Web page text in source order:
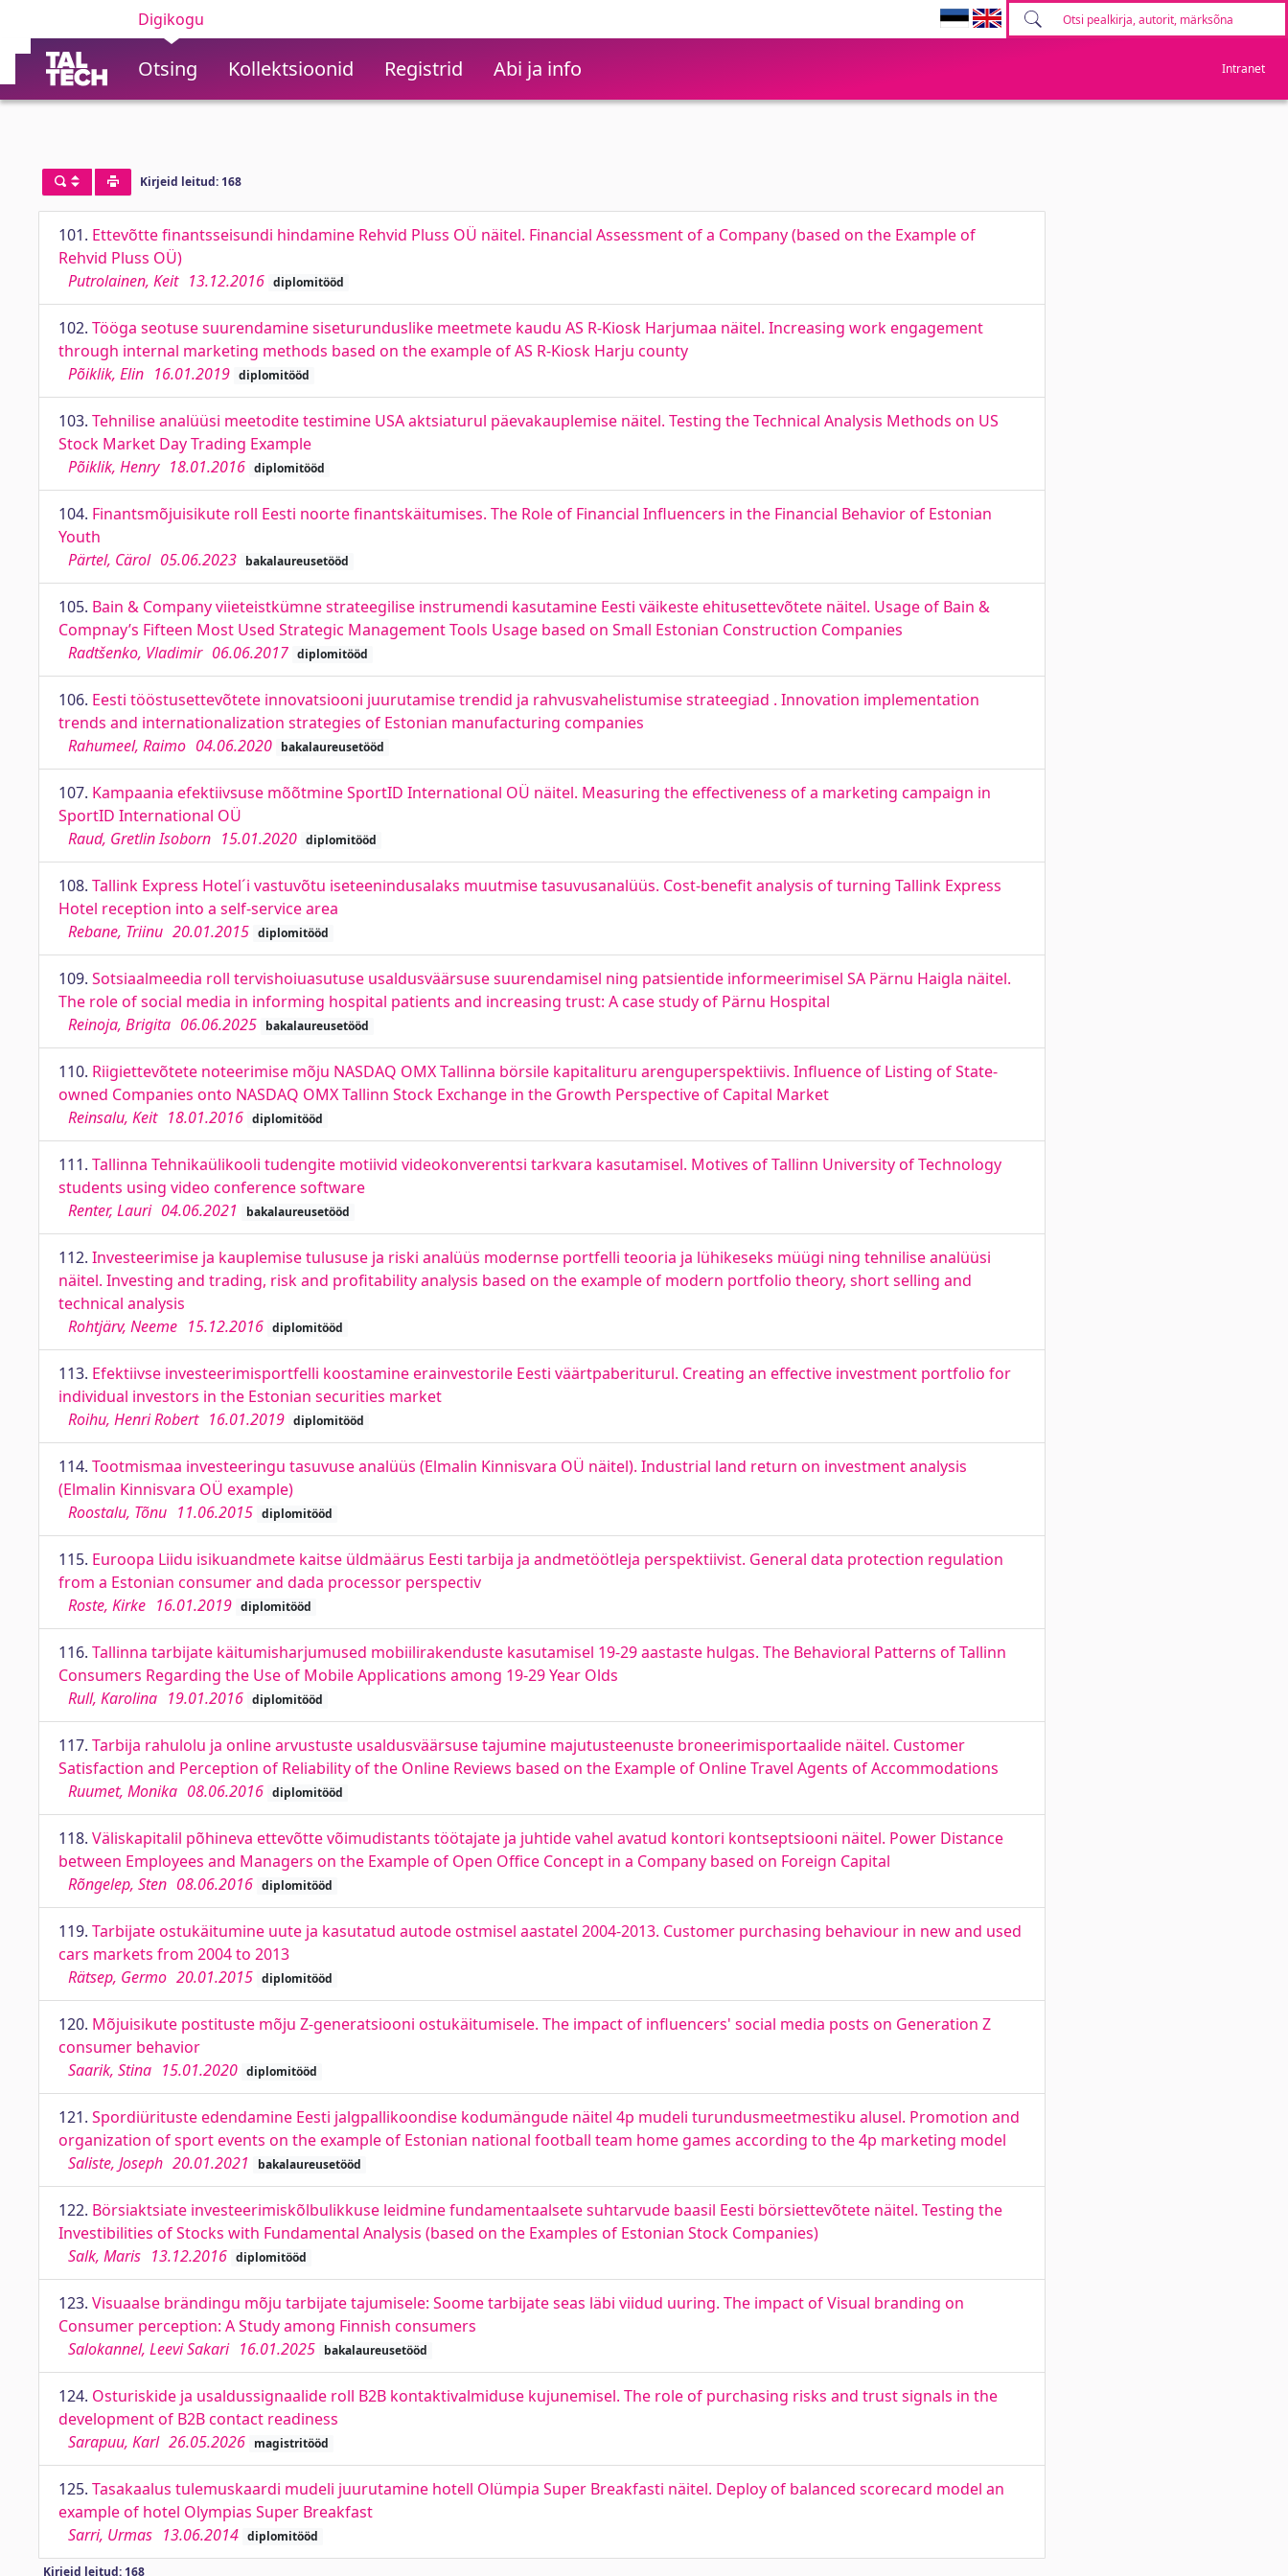
Digikogu
Otsing Kollektsioonid Registrid Abi ja info Intranet
Kirjeid leitud: 168
101. Ettevõtte finantsseisundi hindamine Rehvid Pluss OÜ näitel. Financial Assessment of a Company (based on the Example of
Rehvid Pluss OÜ)
Putrolainen, Keit 13.12.2016 diplomitööd
102. Tööga seotuse suurendamine siseturunduslike meetmete kaudu AS R-Kiosk Harjumaa näitel. Increasing work engagement
through internal marketing methods based on the example of AS R-Kiosk Harju county
Põiklik, Elin 16.01.2019 diplomitööd
103. Tehnilise analüüsi meetodite testimine USA aktsiaturul päevakauplemise näitel. Testing the Technical Analysis Methods on US
Stock Market Day Trading Example
Põiklik, Henry 18.01.2016 diplomitööd
104. Finantsmõjuisikute roll Eesti noorte finantskäitumises. The Role of Financial Influencers in the Financial Behavior of Estonian
Youth
Pärtel, Cärol 05.06.2023 bakalaureusetööd
105. Bain & Company viieteistkümne strateegilise instrumendi kasutamine Eesti väikeste ehitusettevõtete näitel. Usage of Bain &
Compnay’s Fifteen Most Used Strategic Management Tools Usage based on Small Estonian Construction Companies
Radtšenko, Vladimir 06.06.2017 diplomitööd
106. Eesti tööstusettevõtete innovatsiooni juurutamise trendid ja rahvusvahelistumise strateegiad . Innovation implementation
trends and internationalization strategies of Estonian manufacturing companies
Rahumeel, Raimo 04.06.2020 bakalaureusetööd
107. Kampaania efektiivsuse mõõtmine SportID International OÜ näitel. Measuring the effectiveness of a marketing campaign in
SportID International OÜ
Raud, Gretlin Isoborn 15.01.2020 diplomitööd
108. Tallink Express Hotel´i vastuvõtu iseteenindusalaks muutmise tasuvusanalüüs. Cost-benefit analysis of turning Tallink Express
Hotel reception into a self-service area
Rebane, Triinu 20.01.2015 diplomitööd
109. Sotsiaalmeedia roll tervishoiuasutuse usaldusväärsuse suurendamisel ning patsientide informeerimisel SA Pärnu Haigla näitel.
The role of social media in informing hospital patients and increasing trust: A case study of Pärnu Hospital
Reinoja, Brigita 06.06.2025 bakalaureusetööd
110. Riigiettevõtete noteerimise mõju NASDAQ OMX Tallinna börsile kapitalituru arenguperspektiivis. Influence of Listing of State-
owned Companies onto NASDAQ OMX Tallinn Stock Exchange in the Growth Perspective of Capital Market
Reinsalu, Keit 18.01.2016 diplomitööd
111. Tallinna Tehnikaülikooli tudengite motiivid videokonverentsi tarkvara kasutamisel. Motives of Tallinn University of Technology
students using video conference software
Renter, Lauri 04.06.2021 bakalaureusetööd
112. Investeerimise ja kauplemise tulususe ja riski analüüs modernse portfelli teooria ja lühikeseks müügi ning tehnilise analüüsi
näitel. Investing and trading, risk and profitability analysis based on the example of modern portfolio theory, short selling and
technical analysis
Rohtjärv, Neeme 15.12.2016 diplomitööd
113. Efektiivse investeerimisportfelli koostamine erainvestorile Eesti väärtpaberiturul. Creating an effective investment portfolio for
individual investors in the Estonian securities market
Roihu, Henri Robert 16.01.2019 diplomitööd
114. Tootmismaa investeeringu tasuvuse analüüs (Elmalin Kinnisvara OÜ näitel). Industrial land return on investment analysis
(Elmalin Kinnisvara OÜ example)
Roostalu, Tõnu 11.06.2015 diplomitööd
115. Euroopa Liidu isikuandmete kaitse üldmäärus Eesti tarbija ja andmetöötleja perspektiivist. General data protection regulation
from a Estonian consumer and dada processor perspectiv
Roste, Kirke 16.01.2019 diplomitööd
116. Tallinna tarbijate käitumisharjumused mobiilirakenduste kasutamisel 19-29 aastaste hulgas. The Behavioral Patterns of Tallinn
Consumers Regarding the Use of Mobile Applications among 19-29 Year Olds
Rull, Karolina 19.01.2016 diplomitööd
117. Tarbija rahulolu ja online arvustuste usaldusväärsuse tajumine majutusteenuste broneerimisportaalide näitel. Customer
Satisfaction and Perception of Reliability of the Online Reviews based on the Example of Online Travel Agents of Accommodations
Ruumet, Monika 08.06.2016 diplomitööd
118. Väliskapitalil põhineva ettevõtte võimudistants töötajate ja juhtide vahel avatud kontori kontseptsiooni näitel. Power Distance
between Employees and Managers on the Example of Open Office Concept in a Company based on Foreign Capital
Rõngelep, Sten 08.06.2016 diplomitööd
119. Tarbijate ostukäitumine uute ja kasutatud autode ostmisel aastatel 2004-2013. Customer purchasing behaviour in new and used
cars markets from 2004 to 2013
Rätsep, Germo 20.01.2015 diplomitööd
120. Mõjuisikute postituste mõju Z-generatsiooni ostukäitumisele. The impact of influencers' social media posts on Generation Z
consumer behavior
Saarik, Stina 15.01.2020 diplomitööd
121. Spordiürituste edendamine Eesti jalgpallikoondise kodumängude näitel 4p mudeli turundusmeetmestiku alusel. Promotion and
organization of sport events on the example of Estonian national football team home games according to the 4p marketing model
Saliste, Joseph 20.01.2021 bakalaureusetööd
122. Börsiaktsiate investeerimiskõlbulikkuse leidmine fundamentaalsete suhtarvude baasil Eesti börsiettevõtete näitel. Testing the
Investibilities of Stocks with Fundamental Analysis (based on the Examples of Estonian Stock Companies)
Salk, Maris 13.12.2016 diplomitööd
123. Visuaalse brändingu mõju tarbijate tajumisele: Soome tarbijate seas läbi viidud uuring. The impact of Visual branding on
Consumer perception: A Study among Finnish consumers
Salokannel, Leevi Sakari 16.01.2025 bakalaureusetööd
124. Osturiskide ja usaldussignaalide roll B2B kontaktivalmiduse kujunemisel. The role of purchasing risks and trust signals in the
development of B2B contact readiness
Sarapuu, Karl 26.05.2026 magistritööd
125. Tasakaalus tulemuskaardi mudeli juurutamine hotell Olümpia Super Breakfasti näitel. Deploy of balanced scorecard model an
example of hotel Olympias Super Breakfast
Sarri, Urmas 13.06.2014 diplomitööd
Kirjeid leitud: 168